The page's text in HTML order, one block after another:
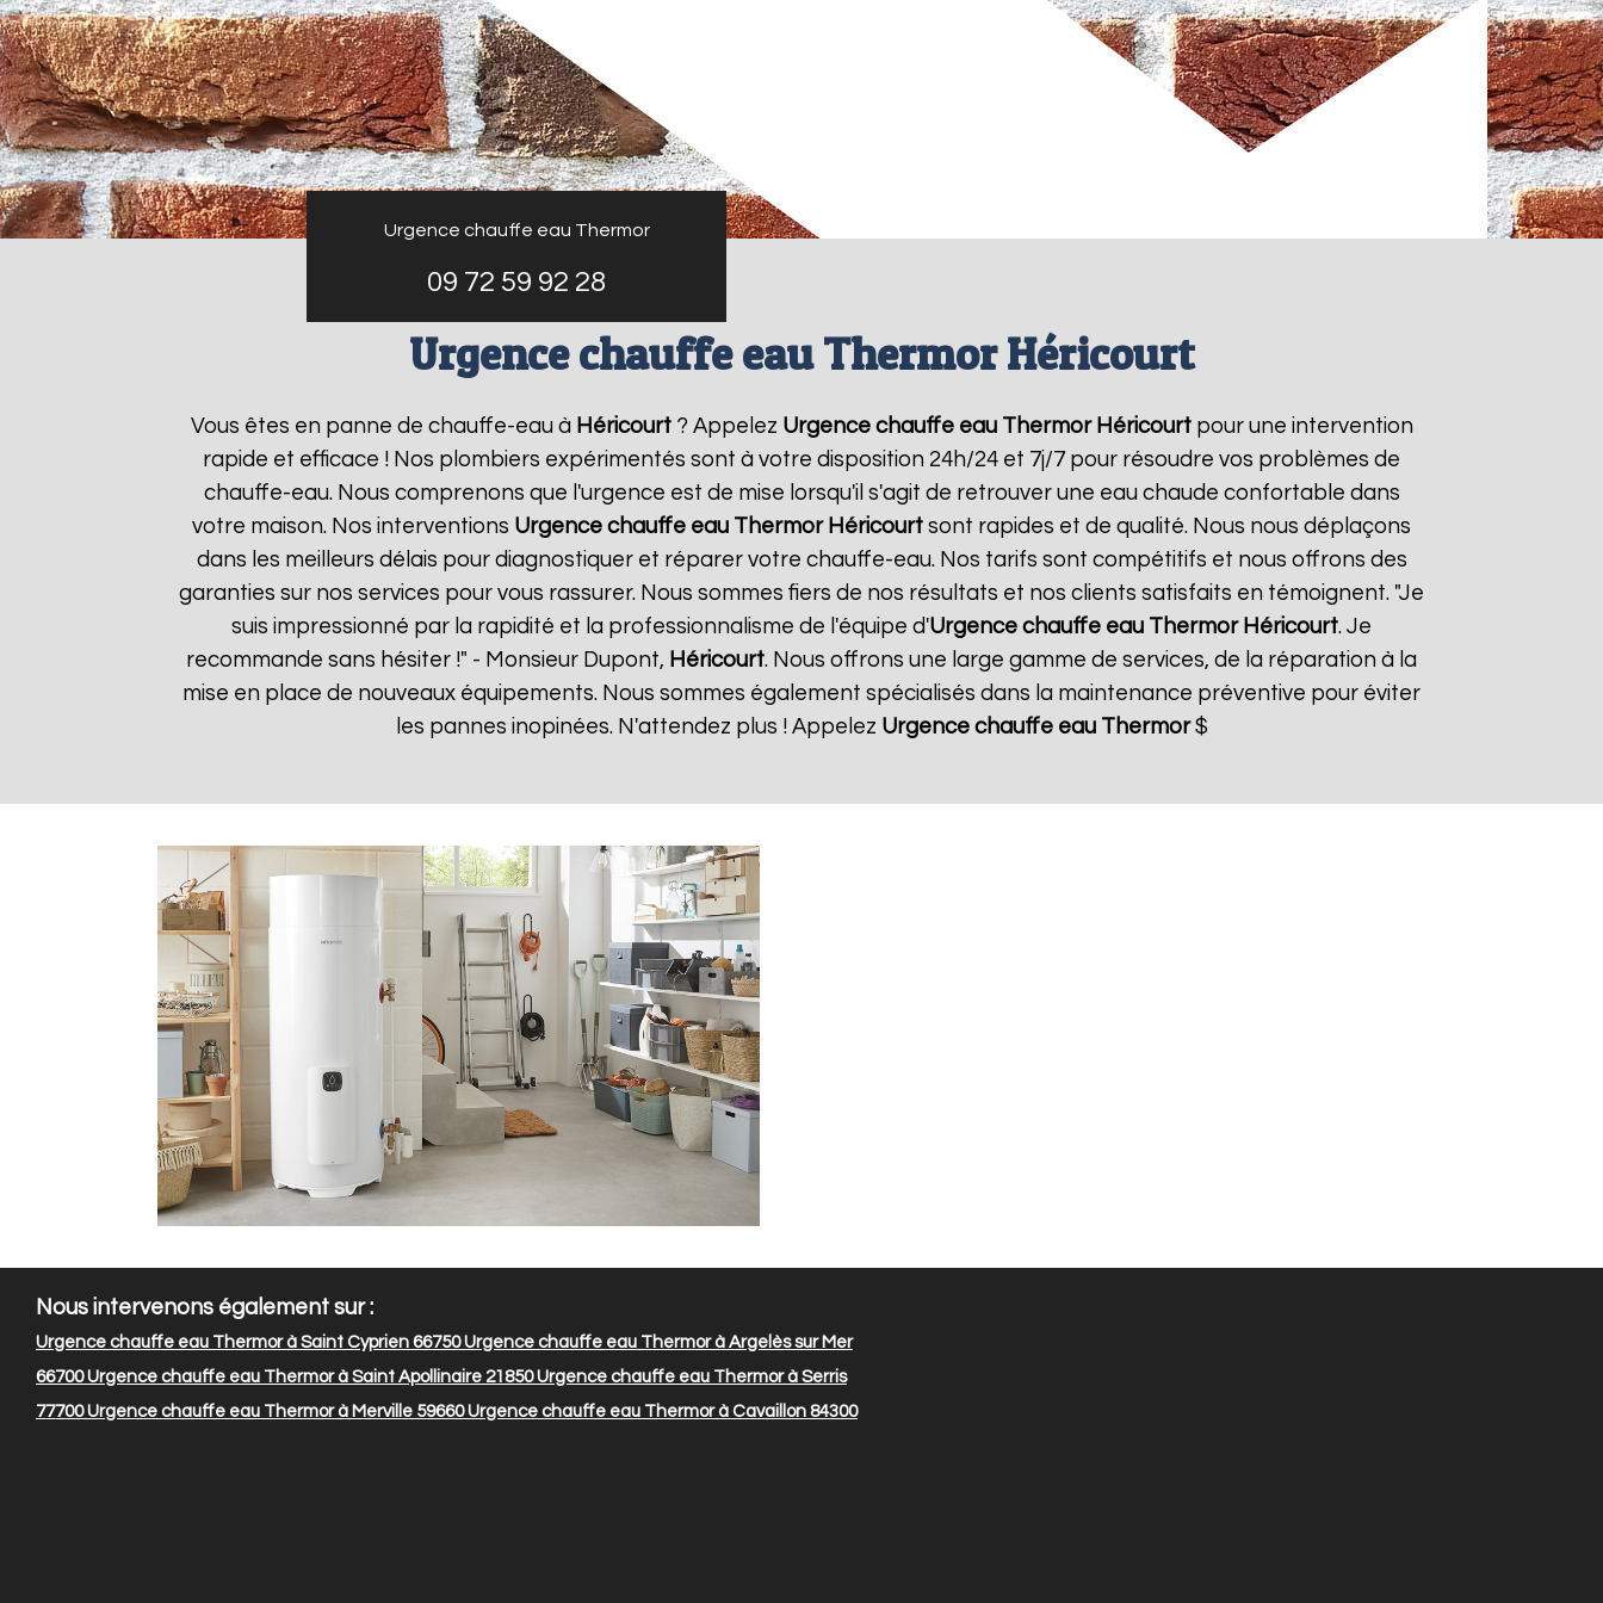
Urgence chauffe eau Thermor
09 72 59 92 28
Urgence chauffe eau Thermor Héricourt
Vous êtes en panne de chauffe-eau à Héricourt? Appelez Urgence chauffe eau Thermor Héricourtpour une intervention
rapide et efficace ! Nos plombiers expérimentés sont à votre disposition 24h/24 et 7j/7 pour résoudre vos problèmes de
chauffe-eau. Nous comprenons que l'urgence est de mise lorsqu'il s'agit de retrouver une eau chaude confortable dans
votre maison. Nos interventions Urgence chauffe eau Thermor Héricourt sont rapides et de qualité. Nous nous déplaçons
dans les meilleurs délais pour diagnostiquer et réparer votre chauffe-eau. Nos tarifs sont compétitifs et nous offrons des
garanties sur nos services pour vous rassurer. Nous sommes fiers de nos résultats et nos clients satisfaits en témoignent. "Je
suis impressionné par la rapidité et la professionnalisme de l'équipe d'Urgence chauffe eau Thermor Héricourt. Je
recommande sans hésiter !" - Monsieur Dupont, Héricourt. Nous offrons une large gamme de services, de la réparation à la
mise en place de nouveaux équipements. Nous sommes également spécialisés dans la maintenance préventive pour éviter
les pannes inopinées. N'attendez plus ! Appelez Urgence chauffe eau Thermor$
Nous intervenons également sur :
Urgence chauffe eau Thermor à Saint Cyprien 66750Urgence chauffe eau Thermor à Argelès sur Mer
66700Urgence chauffe eau Thermor à Saint Apollinaire 21850Urgence chauffe eau Thermor à Serris
77700Urgence chauffe eau Thermor à Merville 59660Urgence chauffe eau Thermor à Cavaillon 84300